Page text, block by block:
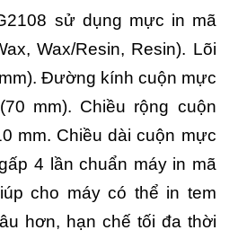
sử dụng mực in mã
Wax/Resin, Resin). Lõi
Đường kính cuộn mực
mm). Chiều rộng cuộn
mm. Chiều dài cuộn mực
4 lần chuẩn máy in mã
cho máy có thể in tem
hơn, hạn chế tối đa thời